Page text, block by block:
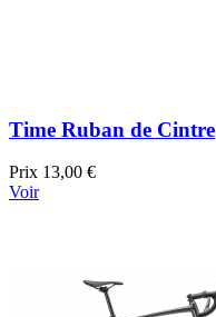
Time Ruban de Cintre
Prix 13,00 €
Voir